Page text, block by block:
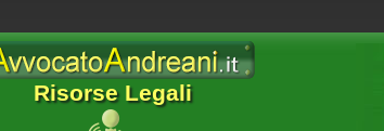
Risorse Legali